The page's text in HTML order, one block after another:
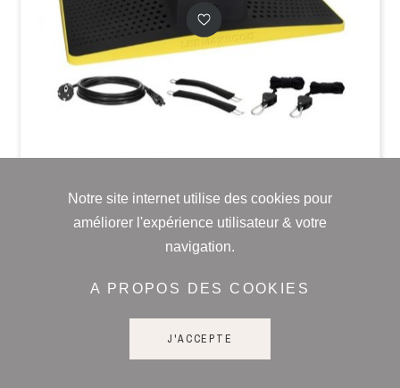
LEDMAXECO - PANNEAU LED 300W
Prix conseillé: 338,86 € TTC
Notre site internet utilise des cookies pour
améliorer l'expérience utilisateur & votre
navigation.
A PROPOS DES COOKIES
J'ACCEPTE